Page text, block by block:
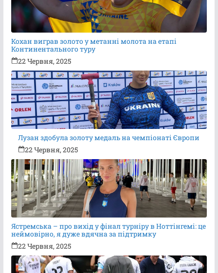
Кохан виграв золото у метанні молота на етапі
Континентального туру
22 Червня, 2025
Лузан здобула золоту медаль на чемпіонаті Європи
22 Червня, 2025
Ястремська – про вихід у фінал турніру в Ноттінгемі: це
неймовірно, я дуже вдячна за підтримку
22 Червня, 2025